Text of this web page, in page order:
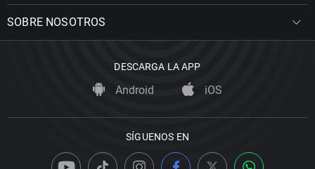
SOBRE NOSOTROS
DESCARGA LA APP
Android iOS
SÍGUENOS EN